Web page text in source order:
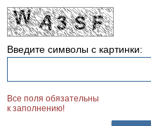
Введите символы с картинки:
Все поля обязательны
к заполнению!